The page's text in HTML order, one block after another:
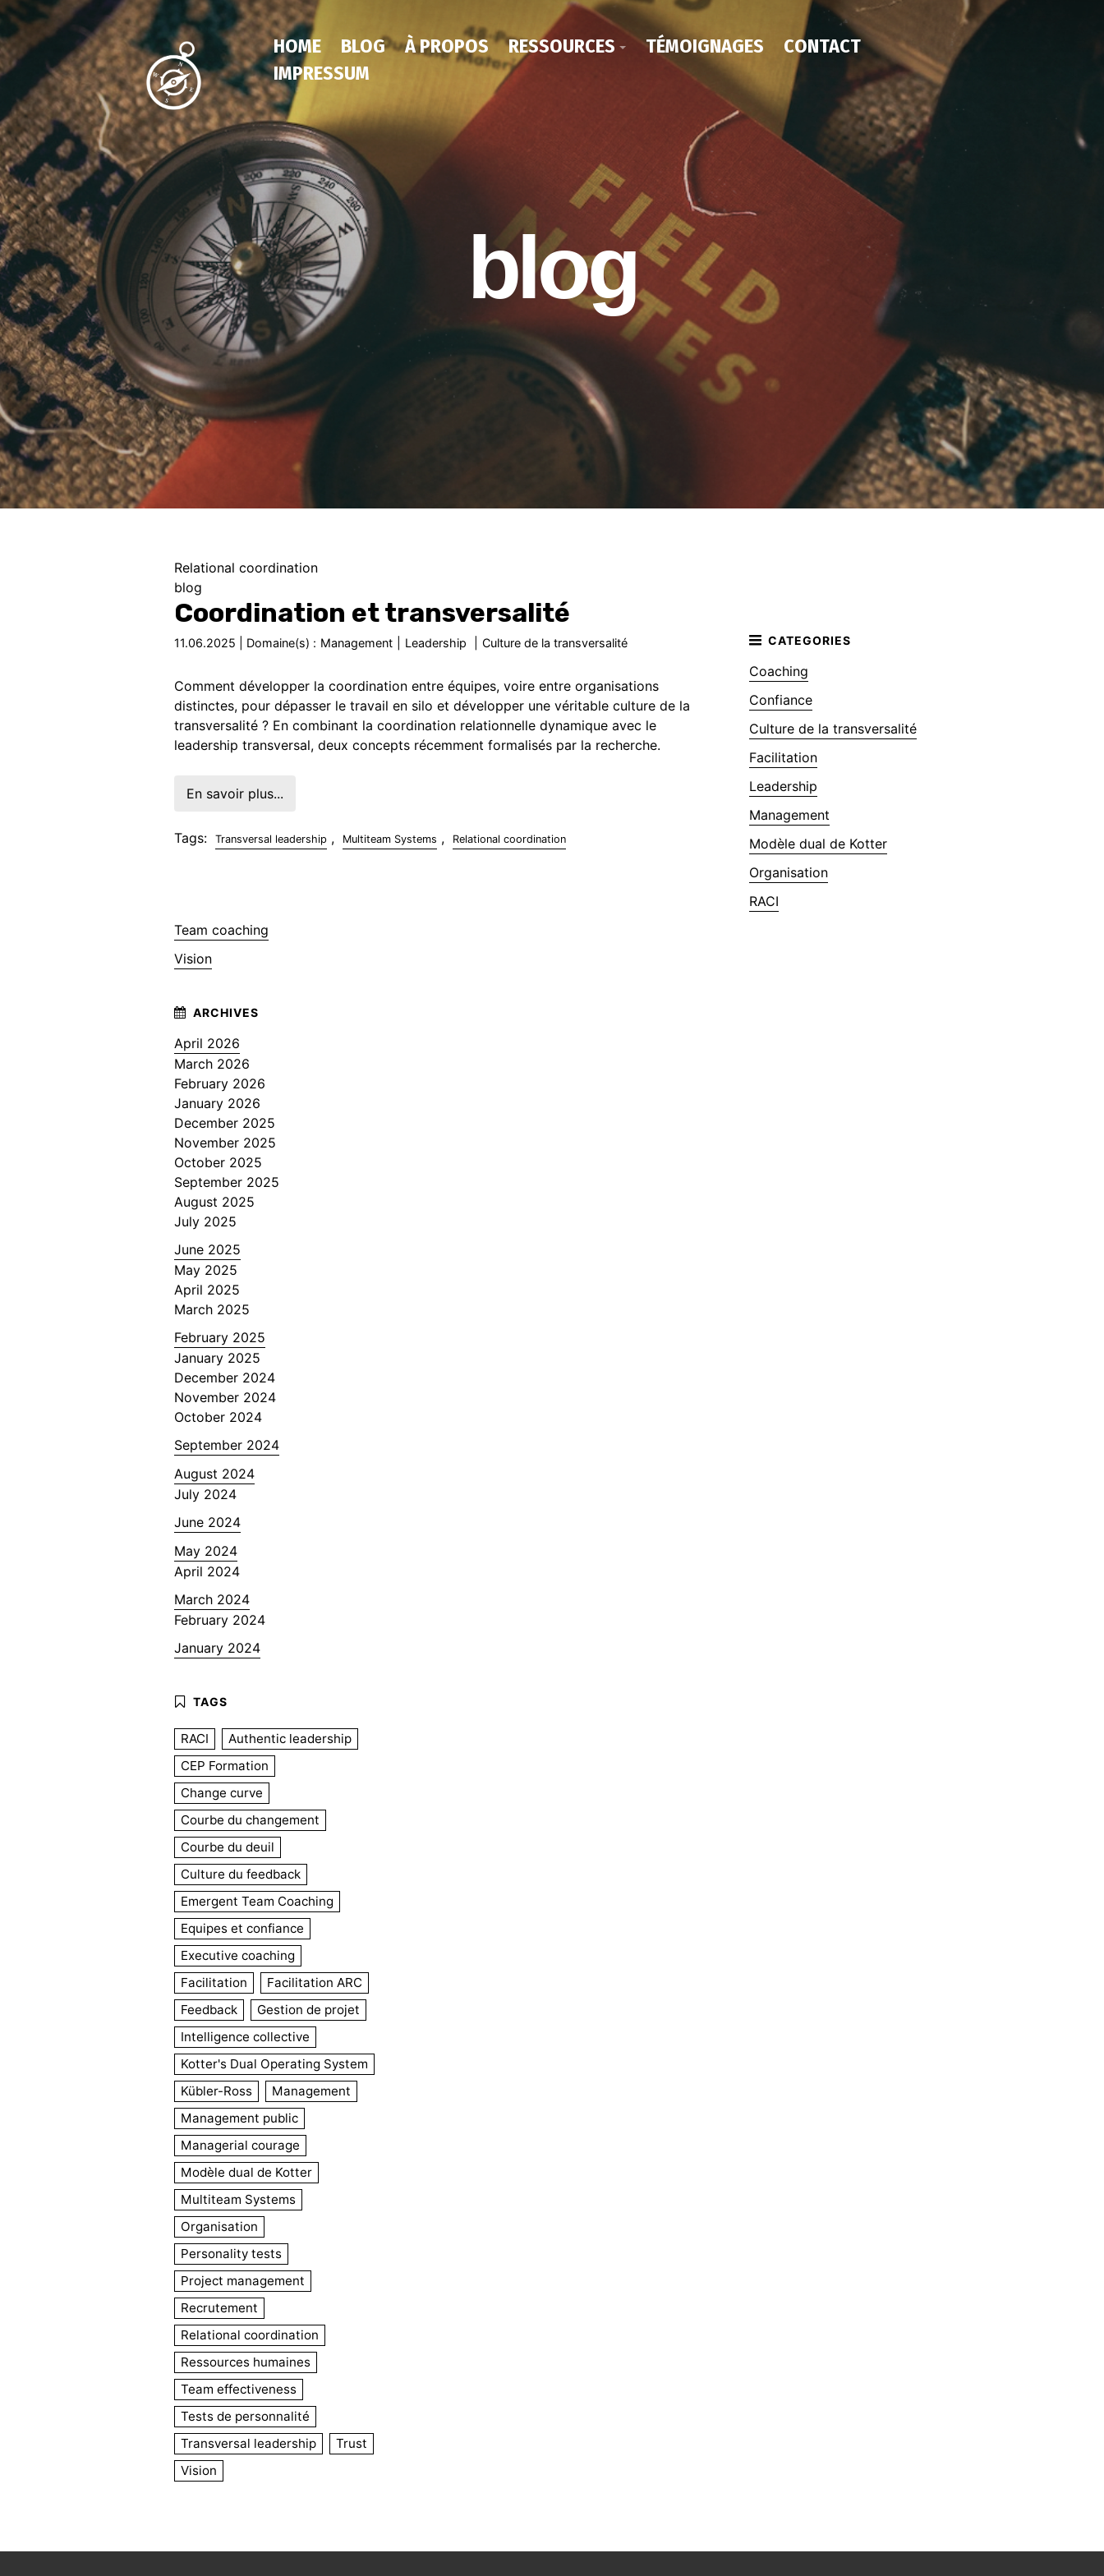
HOME BLOG À PROPOS RESSOURCES TÉMOIGNAGES
CONTACT
IMPRESSUM
blog
Relational coordination
blog
Coordination et transversalité
11.06.2025 | Domaine(s) : Management Leadership Culture de la transversalité
Comment développer la coordination entre équipes, voire entre organisations
distinctes, pour dépasser le travail en silo et développer une véritable culture de la
transversalité ? En combinant la coordination relationnelle dynamique avec le
leadership transversal, deux concepts récemment formalisés par la recherche.
En savoir plus...
Tags: Transversal leadership , Multiteam Systems , Relational coordination
Coaching
Confiance
Culture de la transversalité
Facilitation
Leadership
Management
Modèle dual de Kotter
Organisation
RACI
Team coaching
Vision
April 2026
March 2026
February 2026
January 2026
December 2025
November 2025
October 2025
September 2025
August 2025
July 2025
June 2025
May 2025
April 2025
March 2025
February 2025
January 2025
December 2024
November 2024
October 2024
September 2024
August 2024
July 2024
June 2024
May 2024
April 2024
March 2024
February 2024
January 2024
RACI
Authentic leadership
CEP Formation
Change curve
Courbe du changement
Courbe du deuil
Culture du feedback
Emergent Team Coaching
Equipes et confiance
Executive coaching
Facilitation
Facilitation ARC
Feedback
Gestion de projet
Intelligence collective
Kotter's Dual Operating System
Kübler-Ross
Management
Management public
Managerial courage
Modèle dual de Kotter
Multiteam Systems
Organisation
Personality tests
Project management
Recrutement
Relational coordination
Ressources humaines
Team effectiveness
Tests de personnalité
Transversal leadership
Trust
Vision